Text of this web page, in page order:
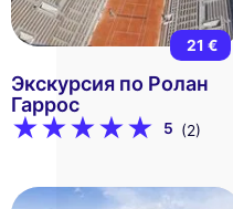
21 €
Экскурсия по Ролан
Гаррос
5 (2)